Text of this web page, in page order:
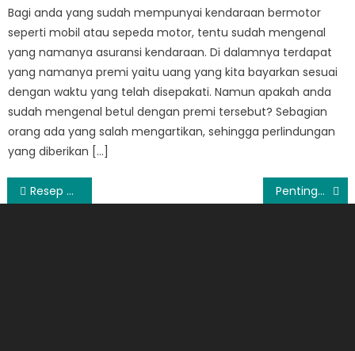
Bagi anda yang sudah mempunyai kendaraan bermotor
seperti mobil atau sepeda motor, tentu sudah mengenal
yang namanya asuransi kendaraan. Di dalamnya terdapat
yang namanya premi yaitu uang yang kita bayarkan sesuai
dengan waktu yang telah disepakati. Namun apakah anda
sudah mengenal betul dengan premi tersebut? Sebagian
orang ada yang salah mengartikan, sehingga perlindungan
yang diberikan […]
Post
Resep Babat Gongso Beserta Cara Pembuatanya yang Mudah Pentingnya Memilih Supplier Bahan Konstruksi yang Tepat